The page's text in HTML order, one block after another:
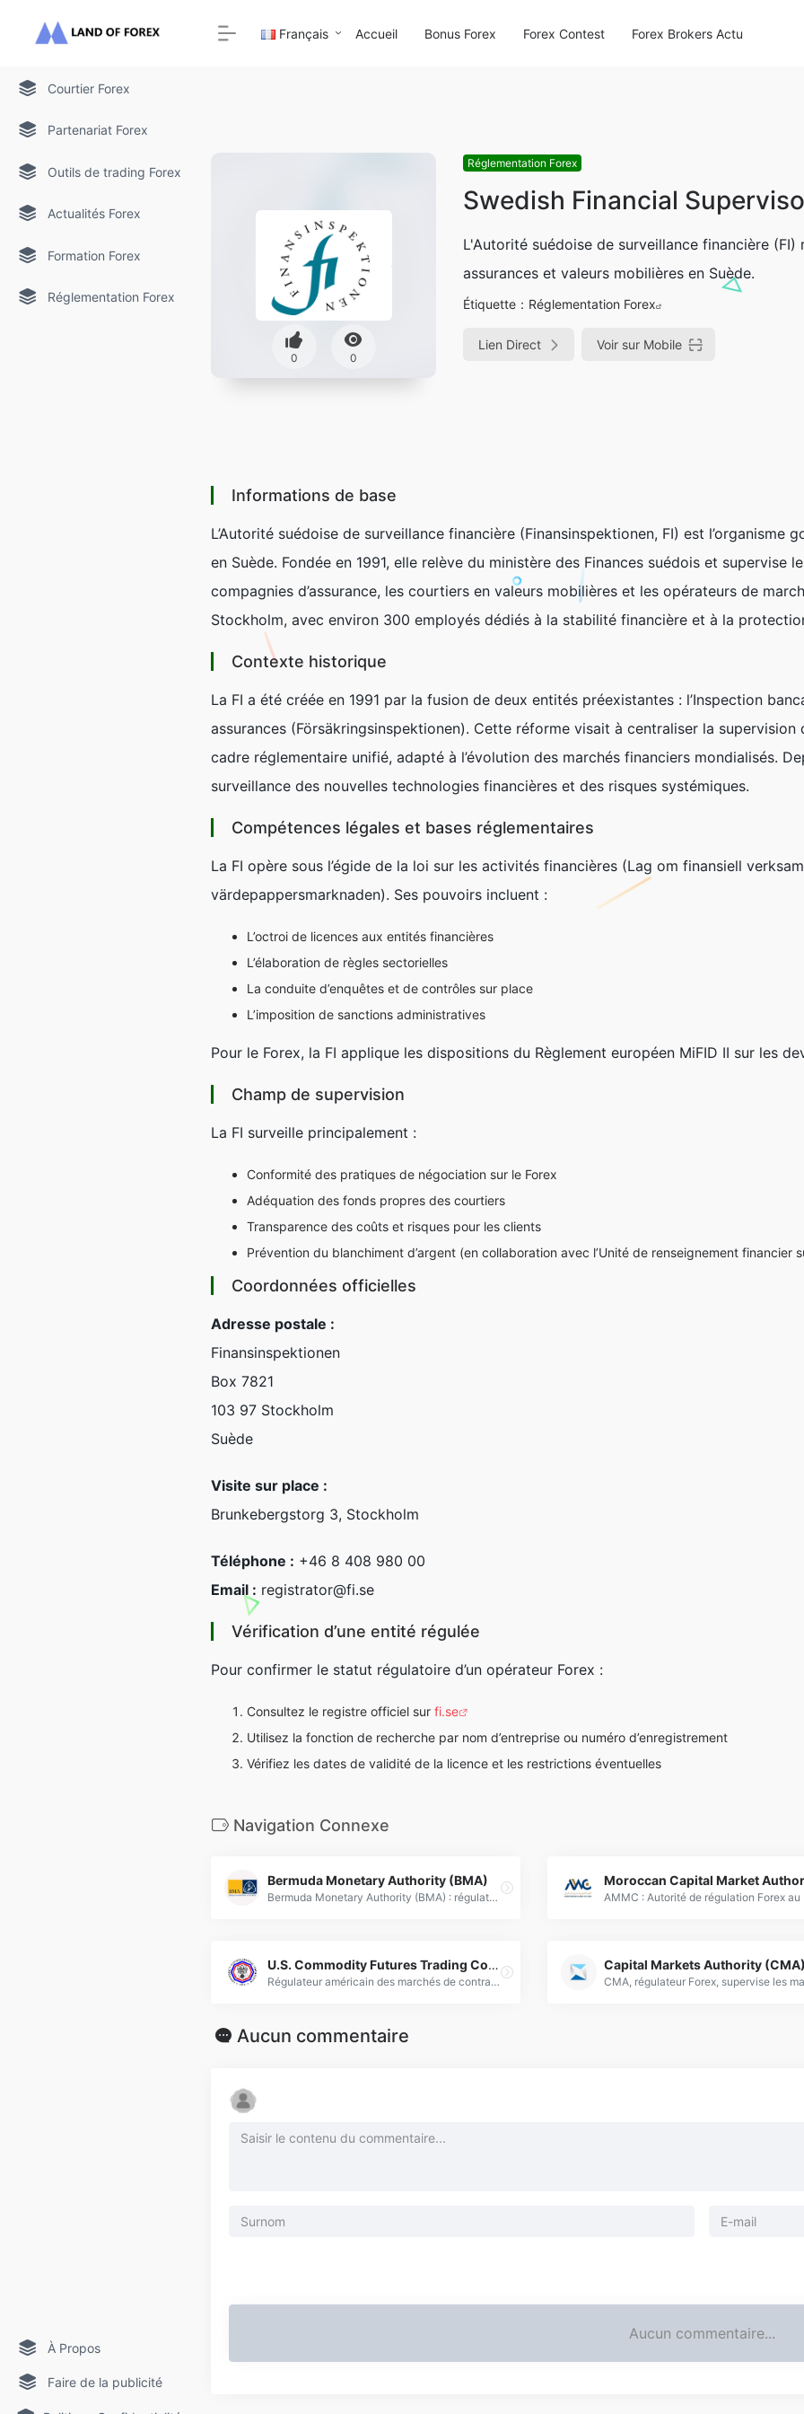
Courtier Forex
Partenariat Forex
Outils de trading Forex
Actualités Forex
Formation Forex
Réglementation Forex
À Propos
Faire de la publicité
Français Accueil Bonus Forex Forex Contest Forex Brokers Actu
0 0
Réglementation Forex
Swedish Financial
L'Autorité suédoise de surveillance financière
assurances et valeurs mobilières en Suède.
Étiquette： Réglementation Forex
Lien Direct Voir sur Mobile
Informations de base
L’Autorité suédoise de surveillance financière (Finansinspektionen, FI) est
en Suède. Fondée en 1991, elle relève du ministère des Finances suédois et
compagnies d’assurance, les courtiers en valeurs mobilières et les opérateurs de
Stockholm, avec environ 300 employés dédiés à la stabilité financière et à la
Contexte historique
La FI a été créée en 1991 par la fusion de deux entités préexistantes : l’Inspection
assurances (Försäkringsinspektionen). Cette réforme visait à centraliser la
cadre réglementaire unifié, adapté à l’évolution des marchés financiers mondialisés.
surveillance des nouvelles technologies financières et des risques systémiques.
Compétences légales et bases réglementaires
La FI opère sous l’égide de la loi sur les activités financières (Lag om finansiell
värdepappersmarknaden). Ses pouvoirs incluent :
L’octroi de licences aux entités financières
L’élaboration de règles sectorielles
La conduite d’enquêtes et de contrôles sur place
L’imposition de sanctions administratives
Pour le Forex, la FI applique les dispositions du Règlement européen MiFID II sur les
Champ de supervision
La FI surveille principalement :
Conformité des pratiques de négociation sur le Forex
Adéquation des fonds propres des courtiers
Transparence des coûts et risques pour les clients
Prévention du blanchiment d’argent (en collaboration avec l’Unité de renseignement financier
Coordonnées officielles
Adresse postale :
Finansinspektionen
Box 7821
103 97 Stockholm
Suède
Visite sur place :
Brunkebergstorg 3, Stockholm
Téléphone : +46 8 408 980 00
Email : registrator@fi.se
Vérification d’une entité régulée
Pour confirmer le statut régulatoire d’un opérateur Forex :
Consultez le registre officiel sur fi.se
Utilisez la fonction de recherche par nom d’entreprise ou numéro d’enregistrement
Vérifiez les dates de validité de la licence et les restrictions éventuelles
Navigation Connexe
Bermuda Monetary Authority (BMA)
Bermuda Monetary Authority (BMA) : régulateur financier supervise les secteurs Forex, banque et assurance selon les normes internationales.
U.S. Commodity Futures Trading Commission (CFTC)
Régulateur américain des marchés de contrats à terme, options et Forex, garantissant transparence et intégrité financière." /&gt;
Capital Markets Authority (CMA)
Aucun commentaire
Aucun commentaire...